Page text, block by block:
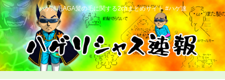
ハゲ薄毛AGA髪の毛に関する2chまとめサイト #ハゲ速